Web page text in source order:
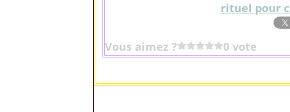
rituel pour
Vous aimez ? 0 vote